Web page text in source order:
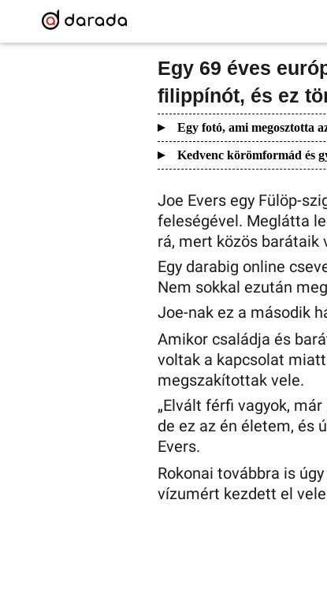
Egy 69 éves
filippínót, és ez
Egy fotó, ami megosztotta
Kedvenc körömformád és
Joe Evers egy Fülöp-
feleségével. Meglátta
rá, mert közös barátaik
Egy darabig online
Nem sokkal ezután
Joe-nak ez a második
Amikor családja és
voltak a kapcsolat
megszakítottak vele.
„Elvált férfi vagyok,
de ez az én életem, és
Evers.
Rokonai továbbra is
vízumért kezdett el